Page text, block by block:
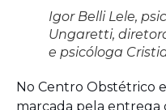
Igor Belli Lele,
Ungaretti,
e psicóloga
No Centro Obstétrico
marcada pela entrega